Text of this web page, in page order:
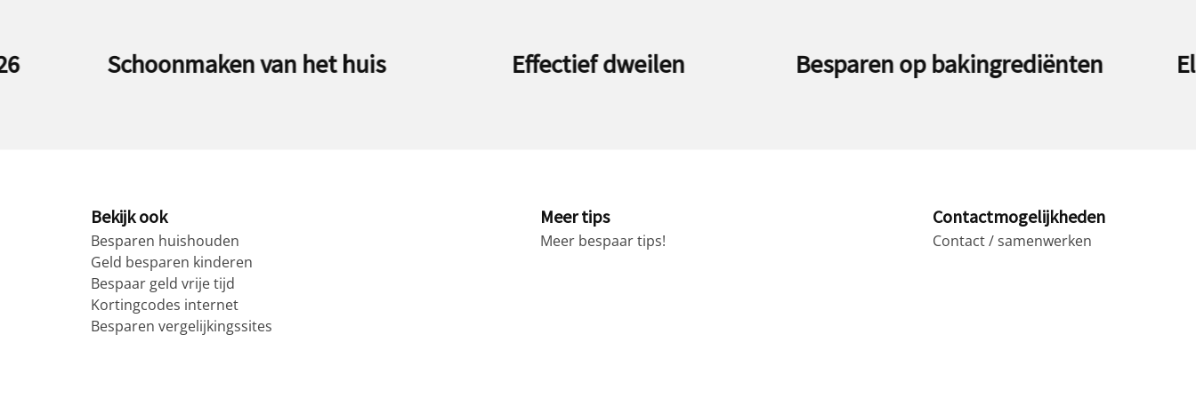
Schoonmaken van het huis Effectief dweilen Besparen op bakingrediënten
Bekijk ook
Besparen huishouden
Geld besparen kinderen
Bespaar geld vrije tijd
Kortingcodes internet
Besparen vergelijkingssites
Meer tips
Meer bespaar tips!
Contactmogelijkheden
Contact / samenwerken